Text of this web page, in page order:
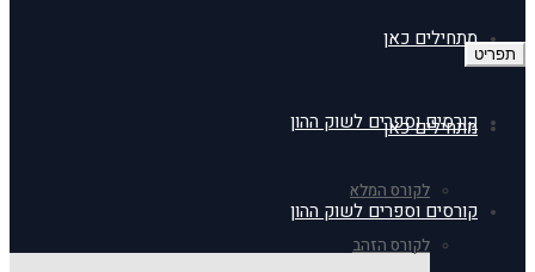
מתחילים כאן
קורסים וספרים לשוק ההון
לקורס המלא
לקורס הזהב
תפריט
מתחילים כאן
קורסים וספרים לשוק ההון